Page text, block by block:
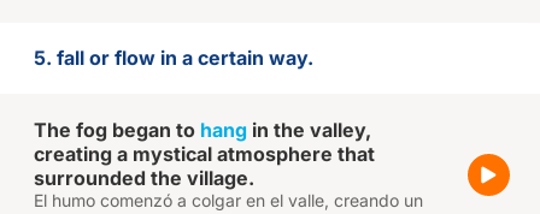
5. fall or flow in a certain way.
The fog began to hang in the valley,
creating a mystical atmosphere that
surrounded the village.
El humo comenzó a colgar en el valle, creando un